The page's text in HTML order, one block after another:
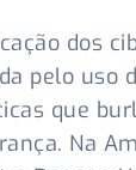
dos
pelo uso
que
Na